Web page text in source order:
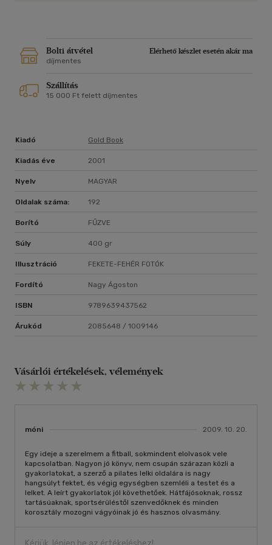
Labdás Pilates-módszer erős, mozgékony tartást alakít ki
egészséges tudattal, s ez egy igazán új módszer.A
Világszerte tanít a kondicionáló-műhelyekben.
Bolti átvétel
Elérhető készlet esetén akár ma
díjmentes
Szállítás
15 000 Ft felett díjmentes
Kiadó Gold Book
Kiadás éve 2001
Nyelv MAGYAR
Oldalak száma: 192
Borító FŰZVE
Súly 400 gr
Illusztráció FEKETE-FEHÉR FOTÓK
Fordító Nagy Ágoston
ISBN 9789639437562
Árukód 2085648 / 1009146
Vásárlói értékelések, vélemények
móni 2009. 10. 20.
Egy ideje a szerelmem a fitball, sokmindent elolvasok vele
kapcsolatban. Nagyon jó könyv, nem csupán szárazan közli a
gyakorlatokat, a szerző a pilates lelki oldalára is nagy
hangsúlyt fektet, és végig egységben szemléli a testet és a
lelket. A leírt gyakorlatok jól követhetőek. Hátfájósoknak, rossz
tartásúaknak, sportsérüléstől szenvedőknek és minden
korosztály mozogni vágyóinak jó és hasznos olvasmány.